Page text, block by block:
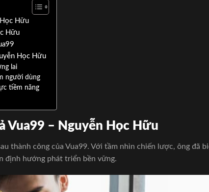
Hữu
Hữu
Học Hữu
lai
người dùng
tiềm năng
Vua99 – Nguyễn Học Hữu
thành công của Vua99. Với tầm nhìn chiến lược, ông đã
định hướng phát triển bền vững.